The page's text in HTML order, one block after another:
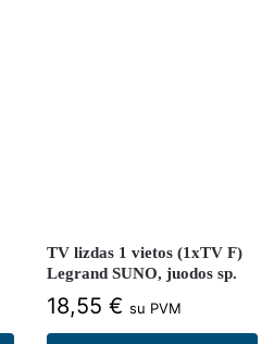
TV lizdas 1 vietos (1xTV F)
Legrand SUNO, juodos sp.
18,55 € su PVM